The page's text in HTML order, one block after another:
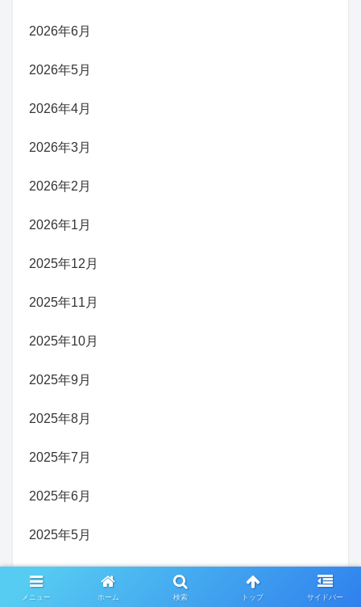
2026年6月
2026年5月
2026年4月
2026年3月
2026年2月
2026年1月
2025年12月
2025年11月
2025年10月
2025年9月
2025年8月
2025年7月
2025年6月
2025年5月
2025年4月
メニュー ホーム 検索 トップ サイドバー